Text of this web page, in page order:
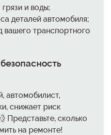
и воды;
деталей автомобиля;
вашего транспортного
автомобилист,
снижает риск
Представьте, сколько
на ремонте!